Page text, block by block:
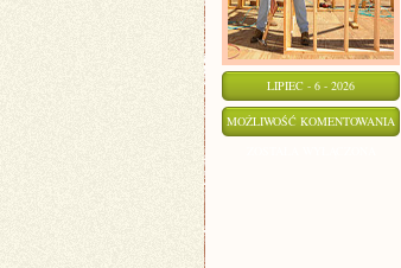
LIPIEC - 6 - 2026
MOŻLIWOŚĆ KOMENTOWANIA